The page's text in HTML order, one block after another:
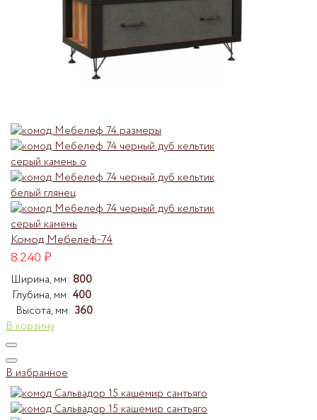
Комод Мебелеф-74
8.240₽
Ширина, мм: 800
Глубина, мм: 400
Высота, мм: 360
В корзину
В избранное